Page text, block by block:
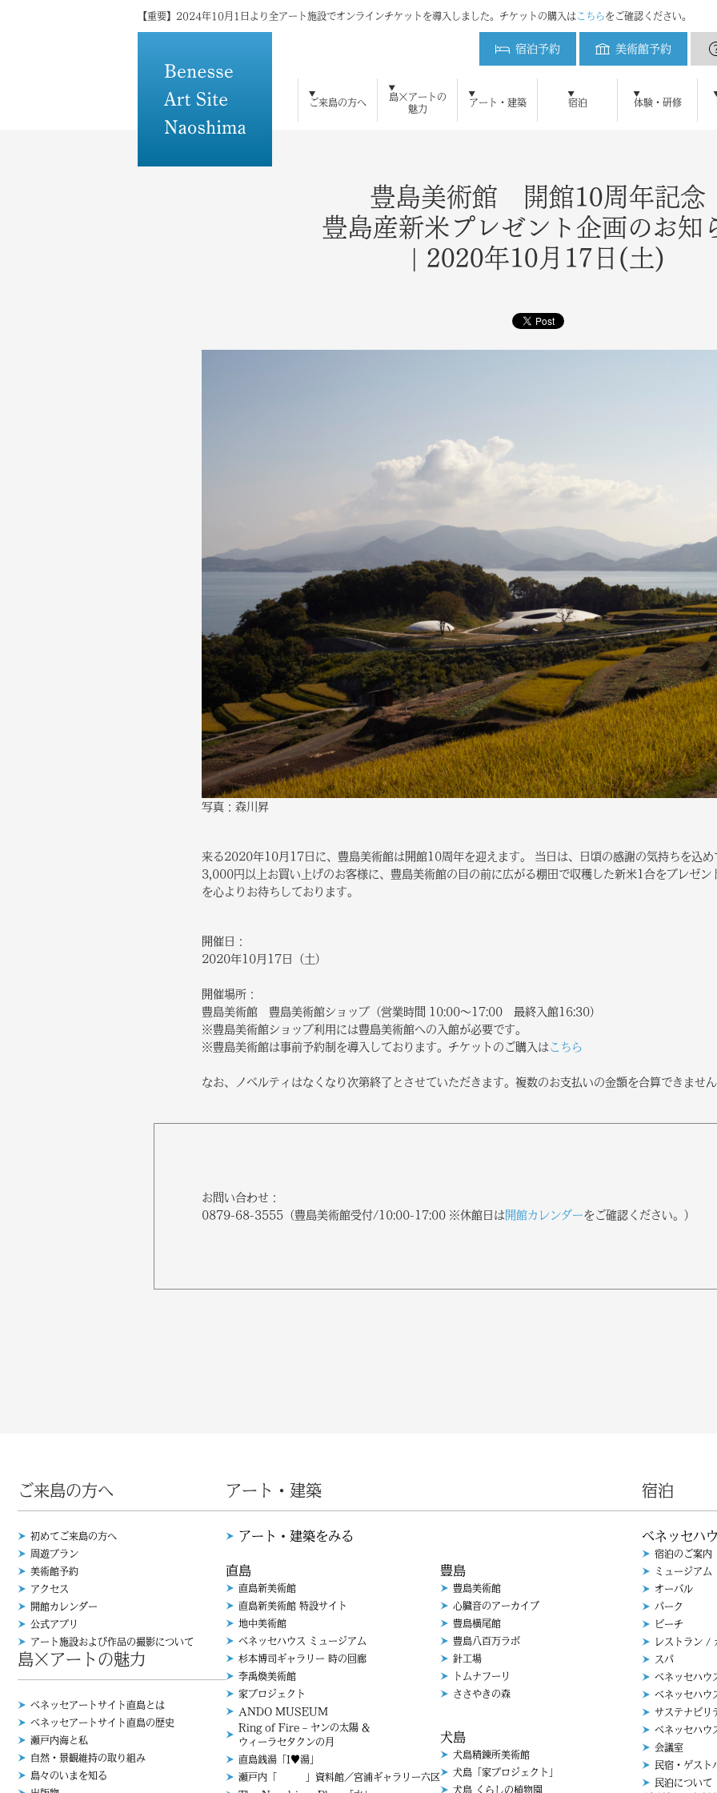
【重要】2024年10月1日より全アート施設でオンラインチケットを導入しました。チケットの購入は こちらをご確認ください。
宿泊予約 美術館予約
ご来島の方へ
ご来島の方へ 初めてご来島の方へ
島×アートの
魅力
島×アートの魅力 ベネッセアートサイト直島とは
アート・建築
アート・建築 アート・建築をみる
宿泊
宿泊
ベネッセハウス
体験・研修
体験・研修 研修・教育プログラム 直島コメづくりプ
トピックス ブログ 直島新美術館特設サイト ベネッセ
メディアの方へ メディアの方へ プレスリリース プレスキット
その他 よくある質問 お問い合わせ 採用情報
豊島美術館 開館10周年記念
豊島産新米プレゼント企画のお知
| 2020年10月17日(土)
写真：森川昇
来る2020年10月17日に、豊島美術館は開館10周年を迎えます。 当日は、日頃の感謝の気持ちを込め
3,000円以上お買い上げのお客様に、豊島美術館の目の前に広がる棚田で収穫した新米1合をプレゼン
を心よりお待ちしております。
開催日：
2020年10月17日（土）
開催場所：
豊島美術館 豊島美術館ショップ（営業時間 10:00～17:00 最終入館16:30）
※豊島美術館ショップ利用には豊島美術館への入館が必要です。
※豊島美術館は事前予約制を導入しております。チケットのご購入は こちら
なお、ノベルティはなくなり次第終了とさせていただきます。複数のお支払いの金額を合算できません
お問い合わせ：
0879-68-3555（豊島美術館受付/10:00-17:00 ※休館日は 開館カレンダーをご確認ください。）
ご来島の方へ
初めてご来島の方へ
周遊プラン
美術館予約
アクセス
開館カレンダー
公式アプリ
アート施設および作品の撮影について
島×アートの魅力
ベネッセアートサイト直島とは
ベネッセアートサイト直島の歴史
瀬戸内海と私
自然・景観維持の取り組み
島々のいまを知る
アート・建築
アート・建築をみる
直島
直島新美術館
直島新美術館 特設サイト
地中美術館
ベネッセハウス ミュージアム
杉本博司ギャラリー 時の回廊
李禹煥美術館
家プロジェクト
ANDO MUSEUM
Ring of Fire – ヤンの太陽 &
ウィーラセタクンの月
直島銭湯「I♥︎湯」
瀬戸内「 」資料館／宮浦ギャラリー六区
豊島
豊島美術館
心臓音のアーカイブ
豊島横尾館
豊島八百万ラボ
針工場
トムナフーリ
ささやきの森
犬島
犬島精錬所美術館
犬島「家プロジェクト」
犬島 くらしの植物園
宿泊
ベネッセハ
宿泊のご案内
ミュージアム
オーバル
パーク
ビーチ
レストラン /
スパ
ベネッセハウ
ベネッセハウ
サステナビリ
ベネッセハウ
会議室
民宿・ゲスト
民泊について